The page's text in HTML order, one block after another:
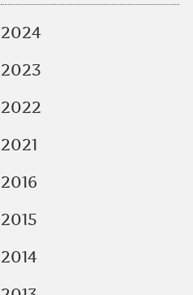
2024
2023
2022
2021
2016
2015
2014